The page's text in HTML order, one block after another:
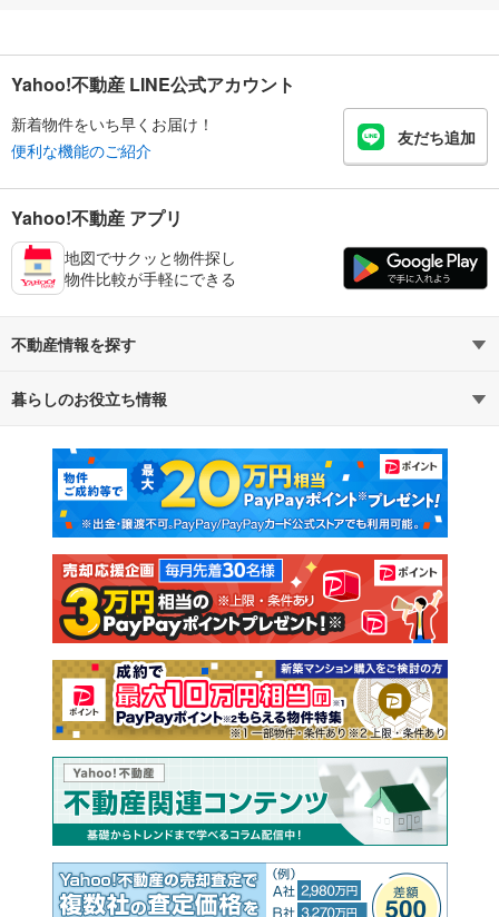
Yahoo!不動産 LINE公式アカウント
新着物件をいち早くお届け！
便利な機能のご紹介
友だち追加
Yahoo!不動産 アプリ
地図でサクッと物件探し
物件比較が手軽にできる
不動産情報を探す
不動産・住宅
新築マンション 中古マンション
新築一戸建て 中古一戸建て
注文住宅 土地
売却査定
暮らしのお役立ち情報
マンションカタログ 教えて！住まいの先生